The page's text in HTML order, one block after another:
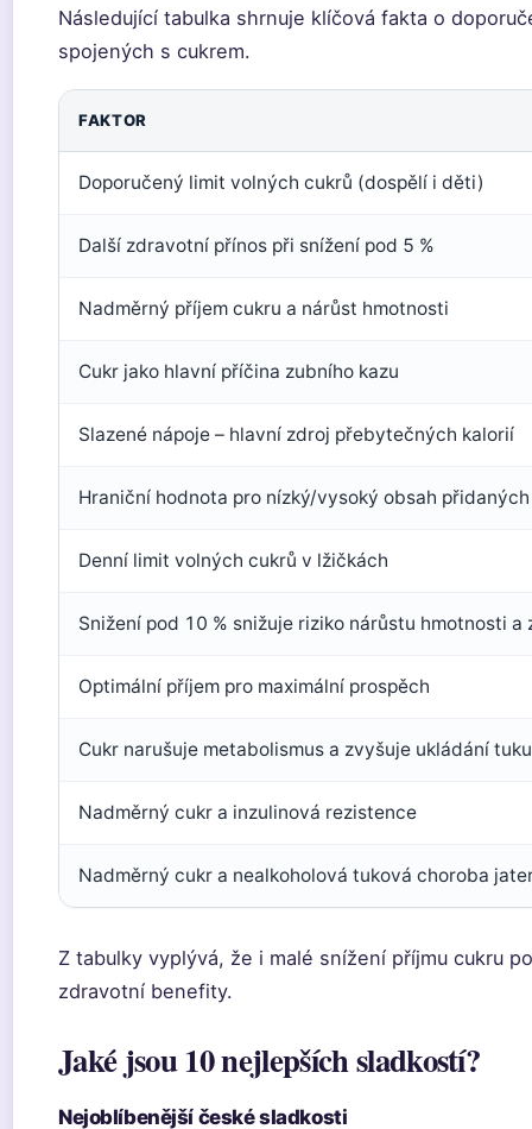
Následující tabulka shrnuje klíčová fakta o
spojených s cukrem.
FAKTOR
Doporučený limit volných cukrů (dospělí i děti)
Další zdravotní přínos při snížení pod 5 %
Nadměrný příjem cukru a nárůst hmotnosti
Cukr jako hlavní příčina zubního kazu
Slazené nápoje – hlavní zdroj přebytečných kalorií
Hraniční hodnota pro nízký/vysoký obsah
Denní limit volných cukrů v lžičkách
Snižení pod 10 % snižuje riziko nárůstu hmotnosti a
Optimální příjem pro maximální prospěch
Cukr narušuje metabolismus a zvyšuje ukládání tuku
Nadměrný cukr a inzulinová rezistence
Nadměrný cukr a nealkoholová tuková choroba
Z tabulky vyplývá, že i malé snížení příjmu cukru
zdravotní benefity.
Jaké jsou 10 nejlepších sladkostí?
Nejoblíbenější české sladkosti